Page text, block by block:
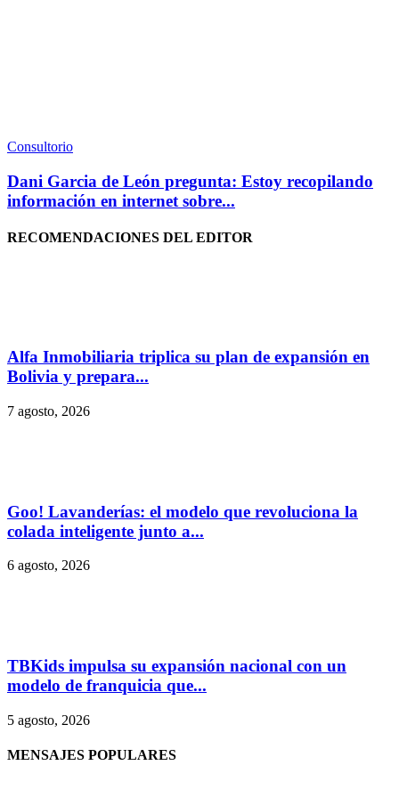
Consultorio
Dani Garcia de León pregunta: Estoy recopilando
información en internet sobre...
RECOMENDACIONES DEL EDITOR
Alfa Inmobiliaria triplica su plan de expansión en
Bolivia y prepara...
7 agosto, 2026
Goo! Lavanderías: el modelo que revoluciona la
colada inteligente junto a...
6 agosto, 2026
TBKids impulsa su expansión nacional con un
modelo de franquicia que...
5 agosto, 2026
MENSAJES POPULARES